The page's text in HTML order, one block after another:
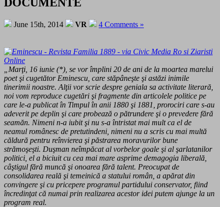
June 15th, 2014 VR 4 Comments »
„Marţi, 16 iunie (*), se vor îm­plini 20 de ani de la moartea marelui
poet şi cugetător Emi­nescu, care stăpâneşte şi astăzi inimile
tinerimii noastre. Alţii vor scrie despre geniala sa activitate literară,
noi vom reproduce cugetări şi fragmente din articolele politice pe
care le-a publicat în Timpul în anii 1880 şi 1881, prorociri care s-au
adeverit pe deplin şi care probează o pătrundere şi o preve­dere fără
seamăn. Nimeni n-a iubit şi nu s-a întristat mai mult ca el de
neamul românesc de pretutindeni, nimeni nu a scris cu mai multă
căldură pentru reînvierea şi păstrarea moravu­rilor bune
strămoşeşti. Duşman neîmpăcat al vorbelor goale şi al şarlatanilor
politici, el a biciuit cu cea mai mare asprime demagogia liberală,
câştigul fără muncă şi onoarea fără talent. Preocupat de
consolidarea reală şi temeinică a statului ro­mân, a apărat din
convingere şi cu pricepere programul par­tidului conservator, fiind
încredinţat că numai prin realizarea acestor idei putem ajunge la un
program real.